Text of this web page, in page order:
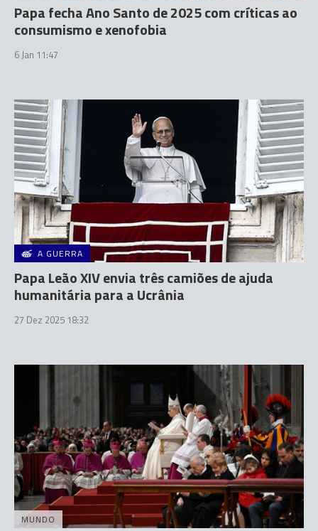
Papa fecha Ano Santo de 2025 com críticas ao
consumismo e xenofobia
6 Jan 11:47
A GUERRA
Papa Leão XIV envia três camiões de ajuda
humanitária para a Ucrânia
27 Dez 2025 18:32
MUNDO